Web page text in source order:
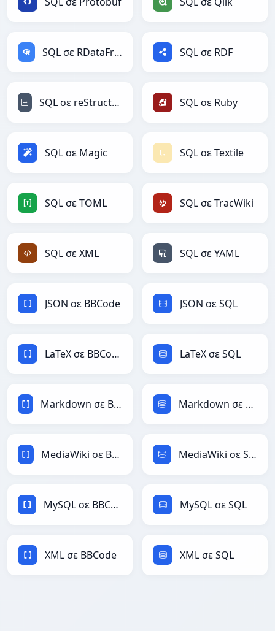
SQL σε RDataFrame SQL σε RDF
SQL σε reStructuredText SQL σε Ruby
SQL σε Magic SQL σε Textile
SQL σε TOML SQL σε TracWiki
SQL σε XML SQL σε YAML
JSON σε BBCode JSON σε SQL
LaTeX σε BBCode LaTeX σε SQL
Markdown σε BBCode Markdown σε SQL
MediaWiki σε BBCode MediaWiki σε SQL
MySQL σε BBCode MySQL σε SQL
XML σε BBCode XML σε SQL